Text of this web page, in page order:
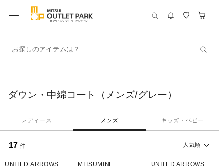
お探しのアイテムは？
ダウン・中綿コート（メンズ/グレー）
レディース メンズ キッズ・ベビー
17 件 人気順
UNITED ARROWS O
MITSUMINE
UNITED ARROWS O